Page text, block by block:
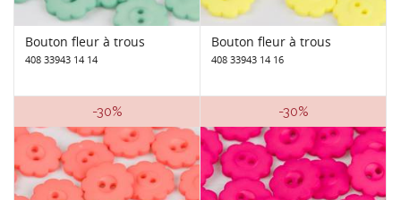
Bouton fleur à trous
408 33943 14 14
Bouton fleur à trous
408 33943 14 16
-30% -30%